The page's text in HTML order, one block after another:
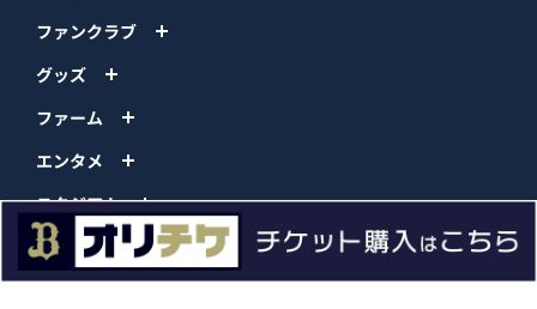
ファンクラブ
グッズ
ファーム
エンタメ
スタジアム
スポンサー
球団情報